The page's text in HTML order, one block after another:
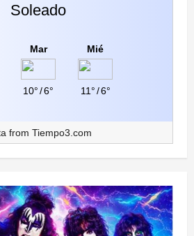
Soleado
Mar
10°/6°
Mié
11°/6°
from Tiempo3.com